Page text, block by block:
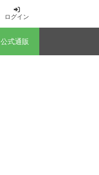
ログイン
公式通販